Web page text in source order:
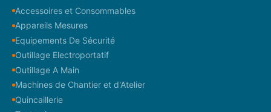
Accessoires et Consommables
Appareils Mesures
Equipements De Sécurité
Outillage Electroportatif
Outillage A Main
Machines de Chantier et d'Atelier
Quincaillerie